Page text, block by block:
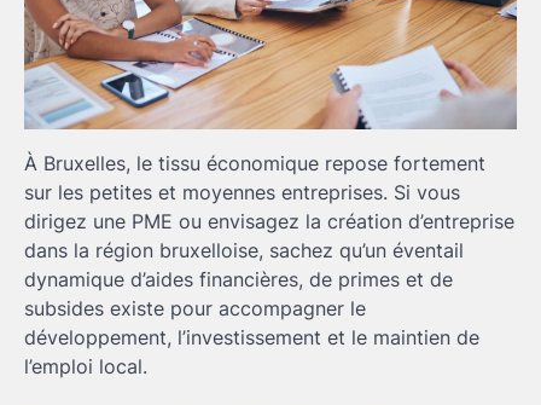
À Bruxelles, le tissu économique repose fortement
sur les petites et moyennes entreprises. Si vous
dirigez une PME ou envisagez la création d’entreprise
dans la région bruxelloise, sachez qu’un éventail
dynamique d’aides financières, de primes et de
subsides existe pour accompagner le
développement, l’investissement et le maintien de
l’emploi local.